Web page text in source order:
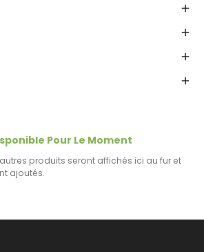




Pour Le Moment
produits seront affichés ici au fur et
ajoutés.